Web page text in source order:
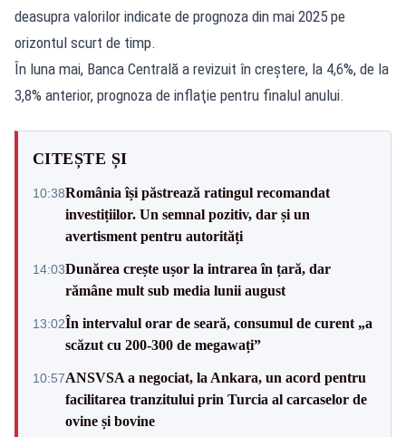
deasupra valorilor indicate de prognoza din mai 2025 pe
orizontul scurt de timp.
În luna mai, Banca Centrală a revizuit în creştere, la 4,6%, de la
3,8% anterior, prognoza de inflaţie pentru finalul anului.
CITEȘTE ȘI
10:38România își păstrează ratingul recomandat
investițiilor. Un semnal pozitiv, dar și un
avertisment pentru autorități
14:03Dunărea crește ușor la intrarea în țară, dar
rămâne mult sub media lunii august
13:02În intervalul orar de seară, consumul de curent „a
scăzut cu 200-300 de megawați”
10:57ANSVSA a negociat, la Ankara, un acord pentru
facilitarea tranzitului prin Turcia al carcaselor de
ovine și bovine